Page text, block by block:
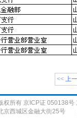
<< 上
权所有 京ICP证 050138
京西城区金融大街25号